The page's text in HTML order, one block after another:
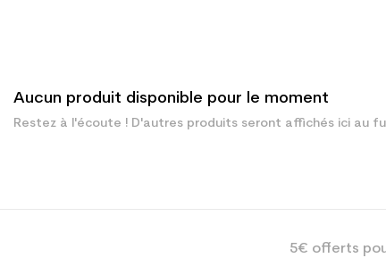
Aucun produit disponible pour le moment
Restez à l'écoute ! D'autres produits seront affichés ici au
5€ offerts